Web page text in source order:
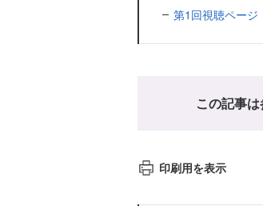
第1回視聴ページ
この記事
印刷用を表示